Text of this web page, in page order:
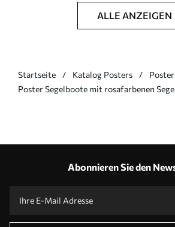
ALLE ANZEIGEN
Startseite Katalog Posters
Poster Segelboote mit rosafarbenen
Abonnieren Sie den